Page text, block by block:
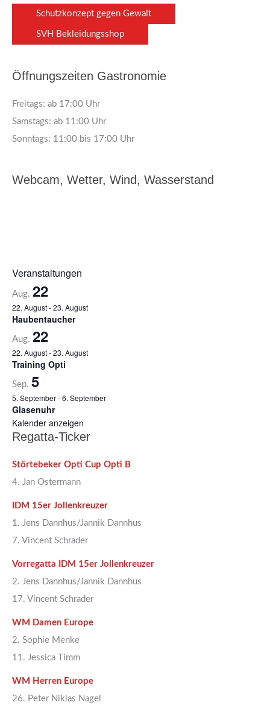
Schutzkonzept gegen Gewalt
SVH Bekleidungsshop
Öffnungszeiten Gastronomie
Freitags: ab 17:00 Uhr
Samstags: ab 11:00 Uhr
Sonntags: 11:00 bis 17:00 Uhr
Webcam, Wetter, Wind, Wasserstand
Veranstaltungen
Aug. 22
22. August-23. August
Haubentaucher
Aug. 22
22. August-23. August
Training Opti
Sep. 5
5. September-6. September
Glasenuhr
Kalender anzeigen
Regatta-Ticker
Störtebeker Opti Cup Opti B
4. Jan Ostermann
IDM 15er Jollenkreuzer
1. Jens Dannhus/Jannik Dannhus
7. Vincent Schrader
Vorregatta IDM 15er Jollenkreuzer
2. Jens Dannhus/Jannik Dannhus
17. Vincent Schrader
WM Damen Europe
2. Sophie Menke
11. Jessica Timm
WM Herren Europe
26. Peter Niklas Nagel